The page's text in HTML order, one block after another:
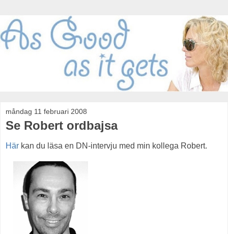
måndag 11 februari 2008
Se Robert ordbajsa
Här kan du läsa en DN-intervju med min kollega Robert.